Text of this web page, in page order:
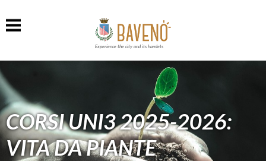
Experience the city and its hamlets
CORSI UNI3 2025-2026:
VITA DA PIANTE